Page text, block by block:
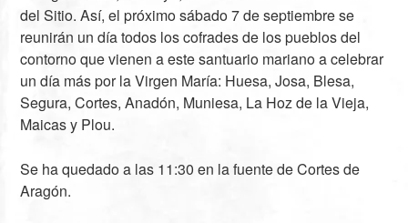
del Sitio. Así, el próximo sábado 7 de septiembre se
reunirán un día todos los cofrades de los pueblos del
contorno que vienen a este santuario mariano a celebrar
un día más por la Virgen María: Huesa, Josa, Blesa,
Segura, Cortes, Anadón, Muniesa, La Hoz de la Vieja,
Maicas y Plou.
Se ha quedado a las 11:30 en la fuente de Cortes de
Aragón.